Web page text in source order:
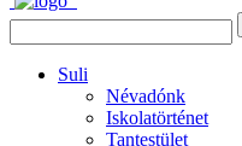
Suli
Névadónk
Iskolatörténet
Tantestület